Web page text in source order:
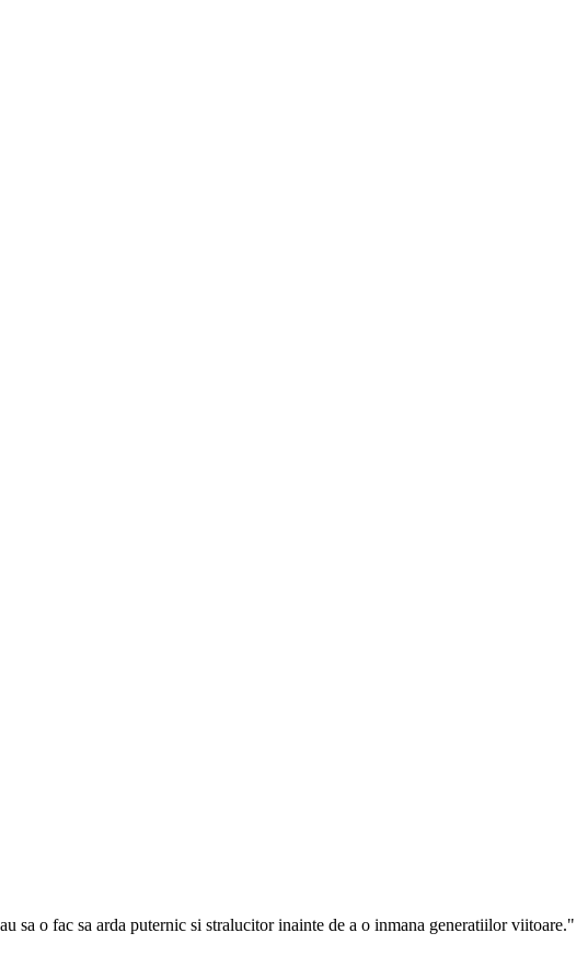
sa o fac sa arda puternic si stralucitor inainte de a o inmana generatiilor viitoare."